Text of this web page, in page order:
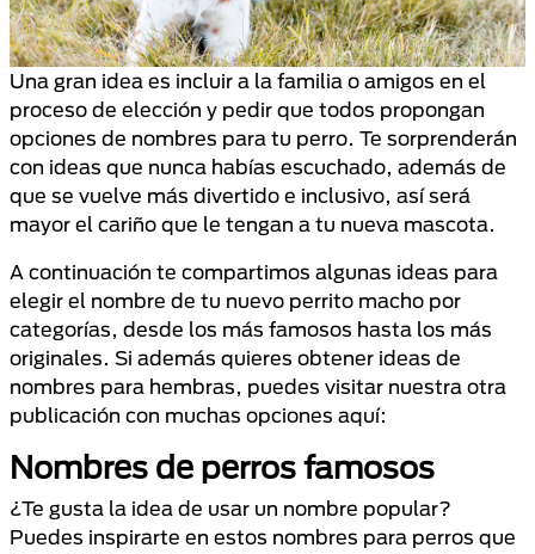
Una gran idea es incluir a la familia o amigos en el
proceso de elección y pedir que todos propongan
opciones de nombres para tu perro. Te sorprenderán
con ideas que nunca habías escuchado, además de
que se vuelve más divertido e inclusivo, así será
mayor el cariño que le tengan a tu nueva mascota.
A continuación te compartimos algunas ideas para
elegir el nombre de tu nuevo perrito macho por
categorías, desde los más famosos hasta los más
originales. Si además quieres obtener ideas de
nombres para hembras, puedes visitar nuestra otra
publicación con muchas opciones aquí:
Nombres de perros famosos
¿Te gusta la idea de usar un nombre popular?
Puedes inspirarte en estos nombres para perros que